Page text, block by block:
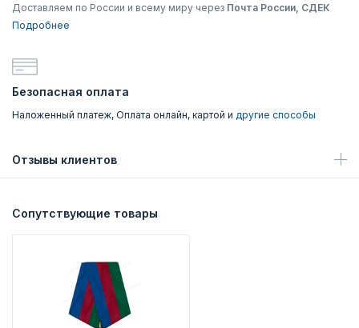
Доставляем по России и всему миру через Почта России, СДЕК
Подробнее
Безопасная оплата
Наложенный платеж, Оплата онлайн, картой и другие способы
Отзывы клиентов
Сопутствующие товары